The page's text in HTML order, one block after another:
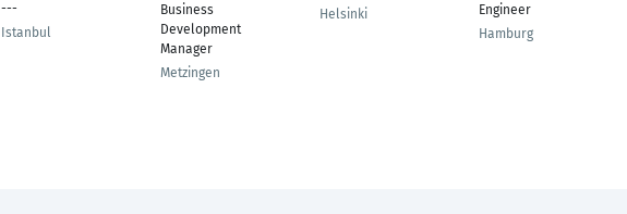
---
Istanbul
Business
Development
Manager
Metzingen
Helsinki
Engineer
Hamburg